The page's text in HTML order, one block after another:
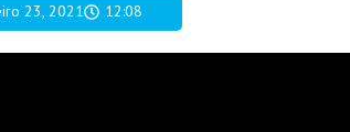
23, 2021 12:08